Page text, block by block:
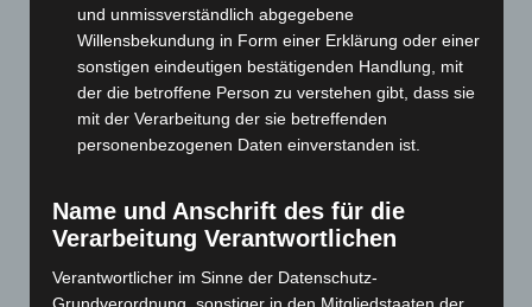
Oktober 2022(166)
September 2022(205)
August 2022(166)
Juli 2022(133)
Mai 2022(177)
April 2022(198)
März 2022(221)
und unmissverständlich abgegebene
Willensbekundung in Form einer Erklärung oder einer
sonstigen eindeutigen bestätigenden Handlung, mit
der die betroffene Person zu verstehen gibt, dass sie
mit der Verarbeitung der sie betreffenden
personenbezogenen Daten einverstanden ist.
Name und Anschrift des für die
Verarbeitung Verantwortlichen
Verantwortlicher im Sinne der Datenschutz-